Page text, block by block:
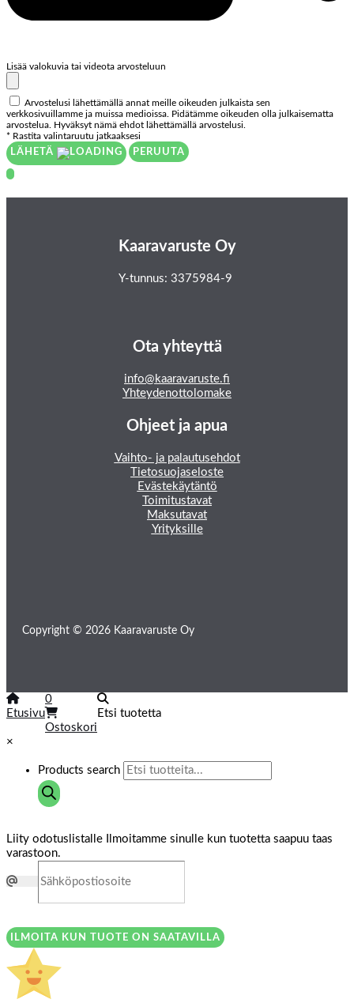
Lisää valokuvia tai videota arvosteluun
Arvostelusi lähettämällä annat meille oikeuden julkaista sen
verkkosivuillamme ja muissa medioissa. Pidätämme oikeuden olla julkaisematta
arvostelua. Hyväksyt nämä ehdot lähettämällä arvostelusi.
* Rastita valintaruutu jatkaaksesi
LÄHETÄ
PERUUTA
Kaaravaruste Oy
Y-tunnus: 3375984-9
Ota yhteyttä
info@kaaravaruste.fi
Yhteydenottolomake
Ohjeet ja apua
Vaihto- ja palautusehdot
Tietosuojaseloste
Evästekäytäntö
Toimitustavat
Maksutavat
Yrityksille
Copyright © 2026 Kaaravaruste Oy
Etusivu
0
Ostoskori
Etsi tuotetta
×
Products search
Liity odotuslistalle
Ilmoitamme sinulle kun tuotetta saapuu taas
varastoon.
ILMOITA KUN TUOTE ON SAATAVILLA